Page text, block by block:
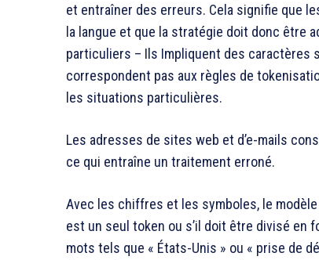
et entraîner des erreurs. Cela signifie que
la langue et que la stratégie doit donc être
particuliers – Ils Impliquent des caractères
correspondent pas aux règles de
les situations particulières.
Les adresses de sites web et d’e-mails
ce qui entraîne un traitement erroné.
Avec les chiffres et les symboles, le
est un seul token ou s’il doit être divisé en
mots tels que « États-Unis » ou « prise de